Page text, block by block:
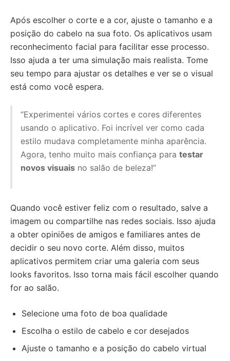
Após escolher o corte e a cor, ajuste o tamanho e a
posição do cabelo na sua foto. Os aplicativos usam
reconhecimento facial para facilitar esse processo.
Isso ajuda a ter uma simulação mais realista. Tome
seu tempo para ajustar os detalhes e ver se o visual
está como você espera.
“Experimentei vários cortes e cores diferentes
usando o aplicativo. Foi incrível ver como cada
estilo mudava completamente minha aparência.
Agora, tenho muito mais confiança para testar
novos visuais no salão de beleza!”
Quando você estiver feliz com o resultado, salve a
imagem ou compartilhe nas redes sociais. Isso ajuda
a obter opiniões de amigos e familiares antes de
decidir o seu novo corte. Além disso, muitos
aplicativos permitem criar uma galeria com seus
looks favoritos. Isso torna mais fácil escolher quando
for ao salão.
Selecione uma foto de boa qualidade
Escolha o estilo de cabelo e cor desejados
Ajuste o tamanho e a posição do cabelo virtual